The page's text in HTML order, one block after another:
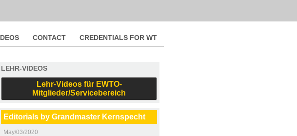
CONTACT CREDENTIALS FOR WT
LEHR-VIDEOS
Lehr-Videos für EWTO-
Mitglieder/Servicebereich
Editorials by Grandmaster Kernspecht
May/03/2020